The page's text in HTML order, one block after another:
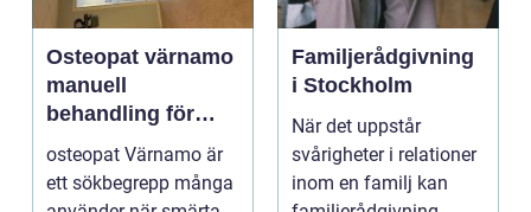
Osteopat värnamo
manuell
behandling för
minskad smärta
och Ökad rörlighet
osteopat Värnamo är
ett sökbegrepp många
Familjerådgivning
i Stockholm
När det uppstår
svårigheter i relationer
inom en familj kan